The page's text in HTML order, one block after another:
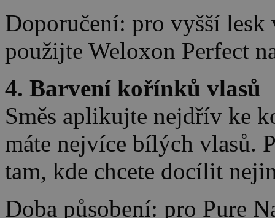
Doporučení: pro vyšší
použijte Weloxon Perfect
4. Barvení kořínků vlasů
Směs aplikujte nejdřív ke
máte nejvíce bílých vlasů.
tam, kde chcete docílit
Doba působení: pro Pure